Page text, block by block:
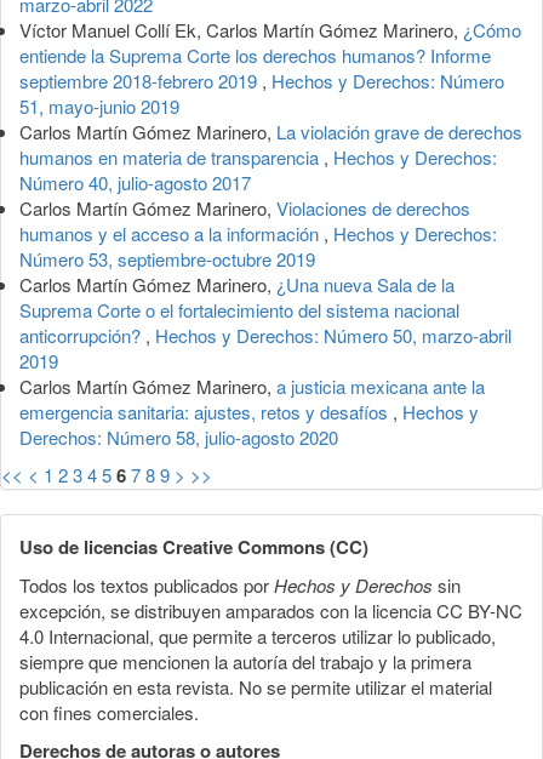
Víctor Manuel Collí Ek, Carlos Martín Gómez Marinero, ¿Cómo
entiende la Suprema Corte los derechos humanos? Informe
septiembre 2018-febrero 2019 , Hechos y Derechos: Número
51, mayo-junio 2019
Carlos Martín Gómez Marinero, La violación grave de derechos
humanos en materia de transparencia , Hechos y Derechos:
Número 40, julio-agosto 2017
Carlos Martín Gómez Marinero, Violaciones de derechos
humanos y el acceso a la información , Hechos y Derechos:
Número 53, septiembre-octubre 2019
Carlos Martín Gómez Marinero, ¿Una nueva Sala de la
Suprema Corte o el fortalecimiento del sistema nacional
anticorrupción? , Hechos y Derechos: Número 50, marzo-abril
2019
Carlos Martín Gómez Marinero, a justicia mexicana ante la
emergencia sanitaria: ajustes, retos y desafíos , Hechos y
Derechos: Número 58, julio-agosto 2020
<< < 1 23456789 > >>
Uso de licencias Creative Commons (CC)
Todos los textos publicados porHechos y Derechos sin
excepción, se distribuyen amparados con la licencia CC BY-NC
4.0 Internacional, que permite a terceros utilizar lo publicado,
siempre que mencionen la autoría del trabajo y la primera
publicación en esta revista. No se permite utilizar el material
con fines comerciales.
Derechos de autoras o autores